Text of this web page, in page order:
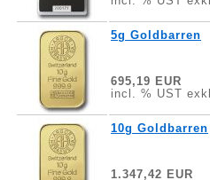
5g Goldbarren
695,19 EUR
incl. % UST
10g Goldbarren
1.347,42 EUR